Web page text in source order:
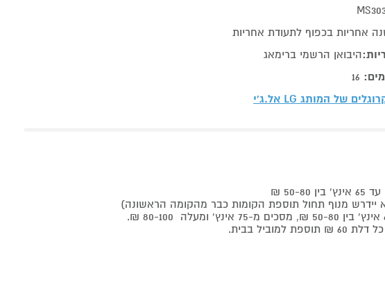
אחריות בכפוף לתעודת אחריות
היבואן הרשמי ברימאג
16
של המותג LG אל.ג'י
בבית.